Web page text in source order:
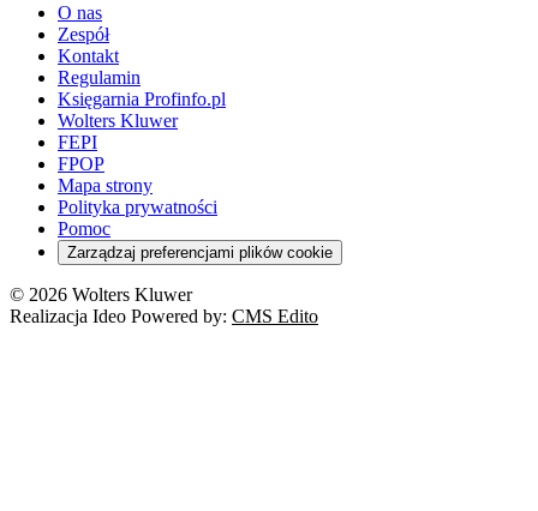
O nas
Zespół
Kontakt
Regulamin
Księgarnia Profinfo.pl
Wolters Kluwer
FEPI
FPOP
Mapa strony
Polityka prywatności
Pomoc
Zarządzaj preferencjami plików cookie
© 2026 Wolters Kluwer
Realizacja Ideo Powered by: CMS Edito